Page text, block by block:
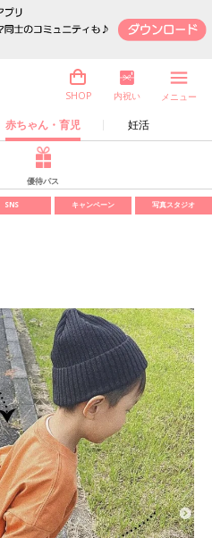
赤ちゃん・育児 妊活
SHOP 内祝い メニュー
優待パス
SNS キャンペーン 写真スタジオ